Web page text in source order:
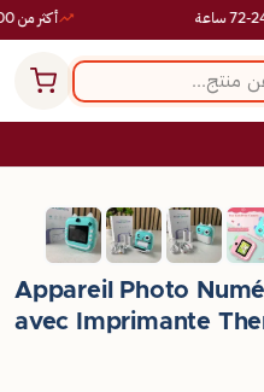
أكثر من 10,000 طلب ناجح
Appareil Photo
avec Imprimante